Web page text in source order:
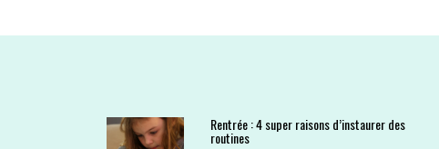
Rentrée : 4 super raisons d’instaurer des
routines